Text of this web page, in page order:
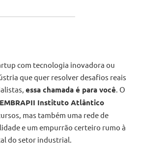
com tecnologia inovadora ou
que quer resolver desafios reais
essa chamada é para você. O
Instituto Atlântico
mas também uma rede de
e um empurrão certeiro rumo à
do setor industrial.